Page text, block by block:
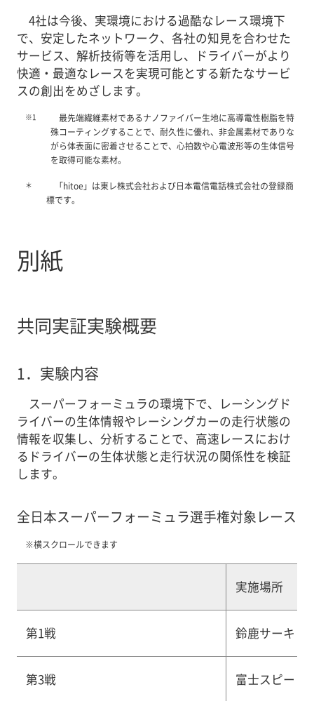
4社は今後、実環境における過酷なレース環境下
で、安定したネットワーク、各社の知見を合わせた
サービス、解析技術等を活用し、ドライバーがより
快適・最適なレースを実現可能とする新たなサービ
スの創出をめざします。
※1
最先端繊維素材であるナノファイバー生地に高導電性樹脂を特
殊コーティングすることで、耐久性に優れ、非金属素材でありな
がら体表面に密着させることで、心拍数や心電波形等の生体信号
を取得可能な素材。
＊
「hitoe」は東レ株式会社および日本電信電話株式会社の登録商
標です。
別紙
共同実証実験概要
1． 実験内容
スーパーフォーミュラの環境下で、レーシングド
ライバーの生体情報やレーシングカーの走行状態の
情報を収集し、分析することで、高速レースにおけ
るドライバーの生体状態と走行状況の関係性を検証
します。
全日本スーパーフォーミュラ選手権対象レース
※横スクロールできます
実施場所
第1戦 鈴鹿サーキッ
第3戦 富士スピード